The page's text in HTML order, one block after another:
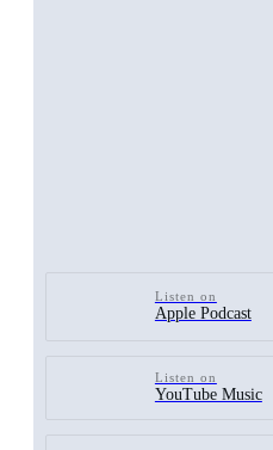
Listen on
Apple Podcast
Listen on
YouTube Music